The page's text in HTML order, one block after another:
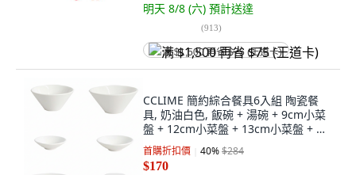
明天 8/8 (六) 預計送達
(913)
满 $1,500 再省 $75 (王道卡)
CCLIME 簡約綜合餐具6入組 陶瓷餐
具, 奶油白色, 飯碗 + 湯碗 + 9cm小菜
盤 + 12cm小菜盤 + 13cm小菜盤 + 匙
筷架, 1套
首購折扣價 40%$284
$170